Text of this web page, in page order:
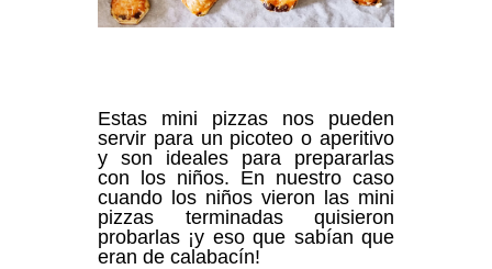
Estas mini pizzas nos pueden
servir para un picoteo o aperitivo
y son ideales para prepararlas
con los niños. En nuestro caso
cuando los niños vieron las mini
pizzas terminadas quisieron
probarlas ¡y eso que sabían que
eran de calabacín!